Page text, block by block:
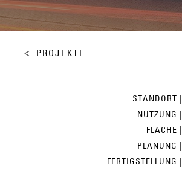
PROJEKTE
STANDORT |
NUTZUNG |
FLÄCHE |
PLANUNG |
FERTIGSTELLUNG |